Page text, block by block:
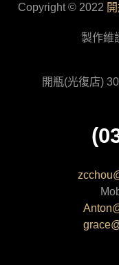
Copyright © 2022
製作維
開瓶(光復店)